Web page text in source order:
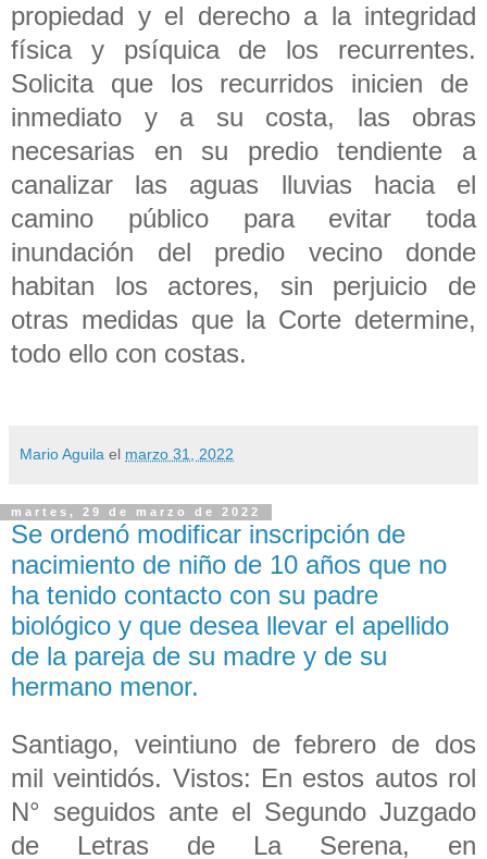
propiedad y el derecho a la integridad
física y psíquica de los recurrentes.
Solicita que los recurridos inicien de
inmediato y a su costa, las obras
necesarias en su predio tendiente a
canalizar las aguas lluvias hacia el
camino público para evitar toda
inundación del predio vecino donde
habitan los actores, sin perjuicio de
otras medidas que la Corte determine,
todo ello con costas.
Mario Aguila el marzo 31, 2022
martes, 29 de marzo de 2022
Se ordenó modificar inscripción de
nacimiento de niño de 10 años que no
ha tenido contacto con su padre
biológico y que desea llevar el apellido
de la pareja de su madre y de su
hermano menor.
Santiago, veintiuno de febrero de dos
mil veintidós. Vistos: En estos autos rol
N° seguidos ante el Segundo Juzgado
de Letras de La Serena, en